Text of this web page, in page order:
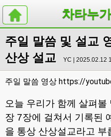
차타누
주일 말씀 및 설교
산상 설교
YC | 2025.02.12
주일 말씀 영상 https://
오늘 우리가 함께 살펴볼
장 7장에 걸쳐서 기록된
을 통상 산상설교라고 부